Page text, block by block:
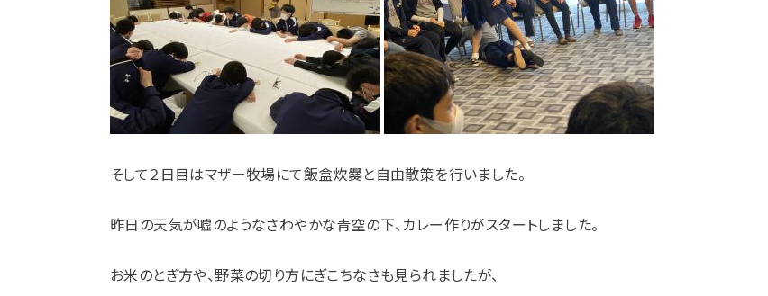
そして２日目はマザー牧場にて飯盒炊爨と自由散策を行いました。
昨日の天気が嘘のようなさわやかな青空の下、カレー作りがスタートしました。
お米のとぎ方や、野菜の切り方にぎこちなさも見られましたが、